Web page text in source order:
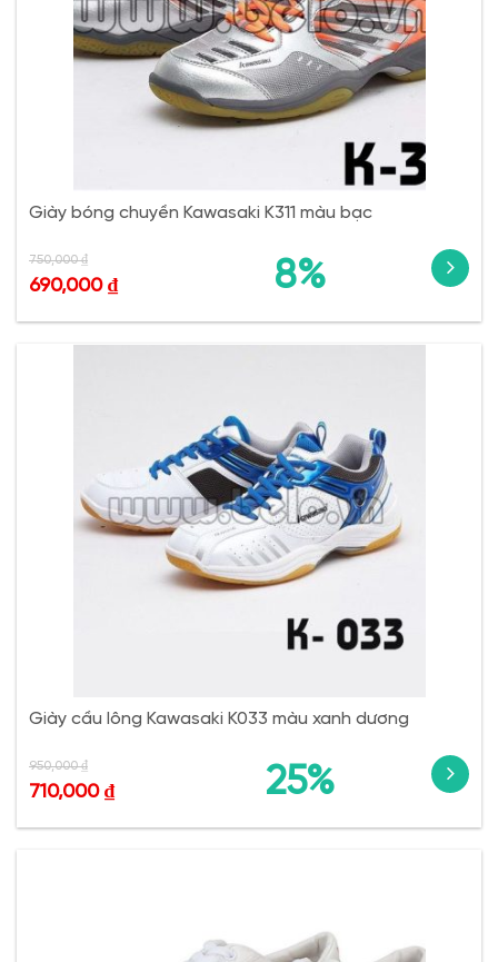
Giày bóng chuyền Kawasaki K311 màu bạc
8%
750,000₫
690,000 ₫
Giày cầu lông Kawasaki K033 màu xanh dương
25%
950,000₫
710,000 ₫